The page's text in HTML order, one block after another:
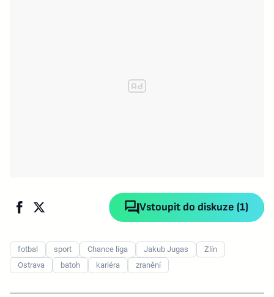
Vstoupit do diskuze (1)
fotbal sport Chance liga Jakub Jugas
Zlín
Ostrava
batoh kariéra zranění